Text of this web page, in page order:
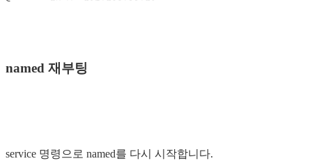
named 재부팅
service 명령으로 named를 다시 시작합니다.